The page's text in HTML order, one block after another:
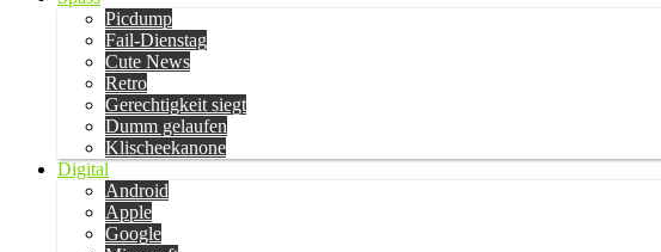
Picdump
Fail-Dienstag
Cute News
Retro
Gerechtigkeit siegt
Dumm gelaufen
Klischeekanone
Digital
Android
Apple
Google